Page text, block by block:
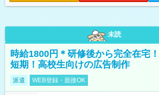
未読
時給1800円＊研修後から完全在宅
短期！高校生向けの広告制作
派遣 WEB登録・面接OK